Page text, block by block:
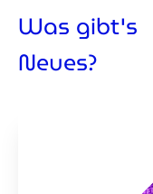
Was gibt's
Neues?